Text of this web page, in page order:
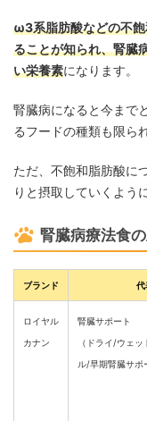
ω3系脂肪酸などの不飽
ることが知られ、腎臓
い栄養素になります。
腎臓病になると今まで
るフードの種類も限ら
ただ、不飽和脂肪酸に
りと摂取していくよう
腎臓病療法食
ブランド 代
ロイヤル
カナン
腎臓サポート
（ドライ/ウェ
ル/早期腎臓サポ